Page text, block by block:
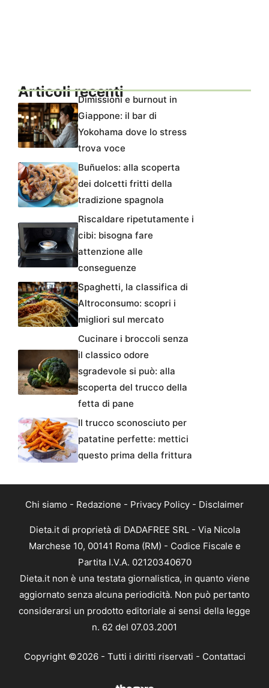
Articoli recentiDimissioni e burnout in
Giappone: il bar di
Yokohama dove lo stress
trova voce
Buñuelos: alla scoperta
dei dolcetti fritti della
tradizione spagnola
Riscaldare ripetutamente i
cibi: bisogna fare
attenzione alle
conseguenze
Spaghetti, la classifica di
Altroconsumo: scopri i
migliori sul mercato
Cucinare i broccoli senza
il classico odore
sgradevole si può: alla
scoperta del trucco della
fetta di pane
Il trucco sconosciuto per
patatine perfette: mettici
questo prima della frittura
Chi siamo - Redazione - Privacy Policy - Disclaimer
Dieta.it di proprietà di DADAFREE SRL - Via Nicola
Marchese 10, 00141 Roma (RM) - Codice Fiscale e
Partita I.V.A. 02120340670
Dieta.it non è una testata giornalistica, in quanto viene
aggiornato senza alcuna periodicità. Non può pertanto
considerarsi un prodotto editoriale ai sensi della legge
n. 62 del 07.03.2001
Copyright ©2026 - Tutti i diritti riservati - Contattaci